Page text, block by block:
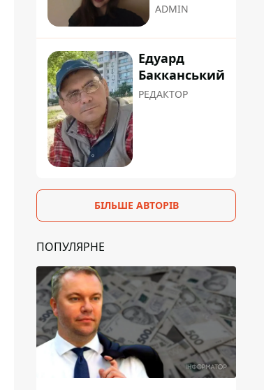
ADMIN
Едуард
Бакканський
РЕДАКТОР
БІЛЬШЕ АВТОРІВ
ПОПУЛЯРНЕ